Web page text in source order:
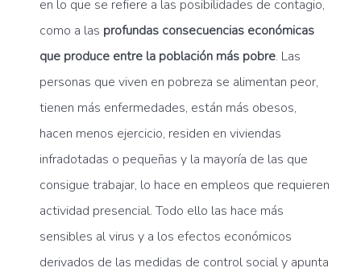
en lo que se refiere a las posibilidades de contagio,
como a las profundas consecuencias económicas
que produce entre la población más pobre. Las
personas que viven en pobreza se alimentan peor,
tienen más enfermedades, están más obesos,
hacen menos ejercicio, residen en viviendas
infradotadas o pequeñas y la mayoría de las que
consigue trabajar, lo hace en empleos que requieren
actividad presencial. Todo ello las hace más
sensibles al virus y a los efectos económicos
derivados de las medidas de control social y apunta